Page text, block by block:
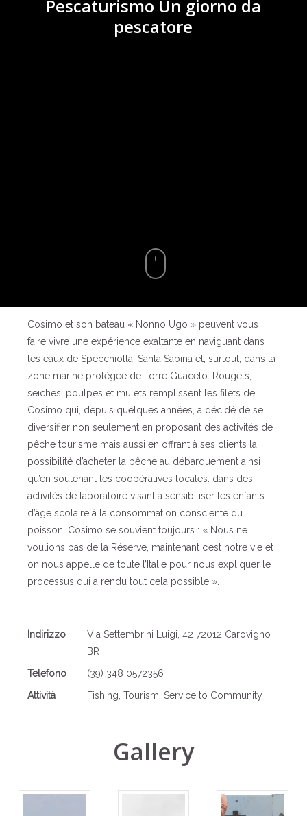
Pescaturismo Un giorno da
pescatore
Cosimo et son bateau « Nonno Ugo » peuvent vous
faire vivre une expérience exaltante en naviguant dans
les eaux de Specchiolla, Santa Sabina et, surtout, dans la
zone marine protégée de Torre Guaceto. Rougets,
seiches, poulpes et mulets remplissent les filets de
Cosimo qui, depuis quelques années, a décidé de se
diversifier non seulement en proposant des activités de
pêche tourisme mais aussi en offrant à ses clients la
possibilité d’acheter la pêche au débarquement ainsi
qu’en soutenant les coopératives locales. dans des
activités de laboratoire visant à sensibiliser les enfants
d’âge scolaire à la consommation consciente du
poisson. Cosimo se souvient toujours : « Nous ne
voulions pas de la Réserve, maintenant c’est notre vie et
on nous appelle de toute l’Italie pour nous expliquer le
processus qui a rendu tout cela possible ».
Indirizzo
Via Settembrini Luigi, 42 72012 Carovigno
BR
Telefono
(39) 348 0572356
Attività
Fishing, Tourism, Service to Community
Gallery